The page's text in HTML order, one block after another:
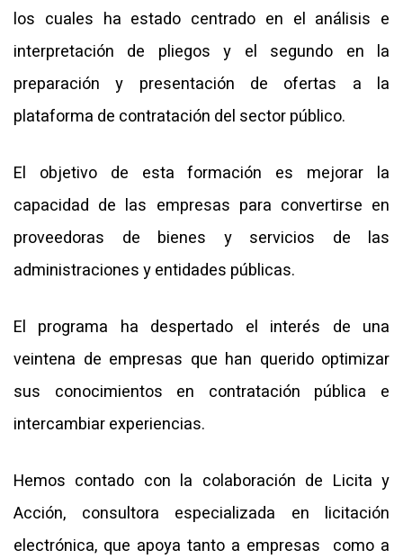
los cuales ha estado centrado en el análisis e
interpretación de pliegos y el segundo en la
preparación y presentación de ofertas a la
plataforma de contratación del sector público.
El objetivo de esta formación es mejorar la
capacidad de las empresas para convertirse en
proveedoras de bienes y servicios de las
administraciones y entidades públicas.
El programa ha despertado el interés de una
veintena de empresas que han querido optimizar
sus conocimientos en contratación pública e
intercambiar experiencias.
Hemos contado con la colaboración de Licita y
Acción, consultora especializada en licitación
electrónica, que apoya tanto a empresas como a